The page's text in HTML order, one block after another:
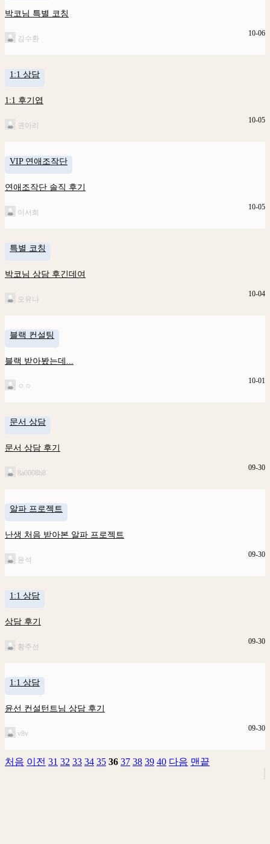
박코님 특별 코칭
김수환
10-06
1:1 상담
1:1 후기엽
권아리
10-05
VIP 연애조작단
연애조작단 솔직 후기
이서희
10-05
특별 코칭
박코님 상담 후긴데여
오유나
10-04
블랙 컨설팅
블랙 받아봤는데...
ㅇㅇ
10-01
문서 상담
문서 상담 후기
8a0008b8
09-30
알파 프로젝트
난생 처음 받아본 알파 프로젝트
윤석
09-30
1:1 상담
상담 후기
황주선
09-30
1:1 상담
윤선 컨설턴트님 상담 후기
v8v
09-30
처음 이전 31 32 33 34 35 36 37 38 39 40 다음 맨끝